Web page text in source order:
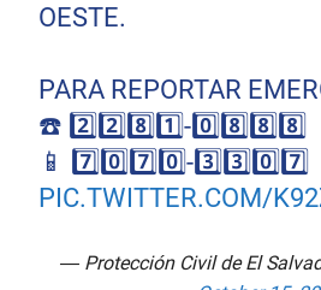
OESTE.
PARA REPORTAR
☎️ 2️⃣2️⃣8️⃣1️⃣-0️⃣8️⃣8️⃣8️⃣
📱 7️⃣0️⃣7️⃣0️⃣-3️⃣3️⃣0️⃣7️⃣
PIC.TWITTER.COM/
— Protección Civil de El